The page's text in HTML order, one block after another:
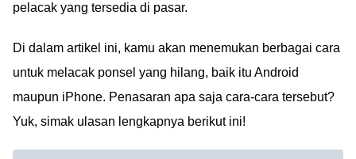
pelacak yang tersedia di pasar.
Di dalam artikel ini, kamu akan menemukan berbagai cara
untuk melacak ponsel yang hilang, baik itu Android
maupun iPhone. Penasaran apa saja cara-cara tersebut?
Yuk, simak ulasan lengkapnya berikut ini!